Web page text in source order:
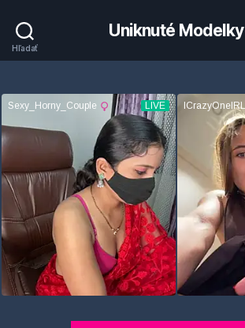
Hľadať
Uniknuté Modelky